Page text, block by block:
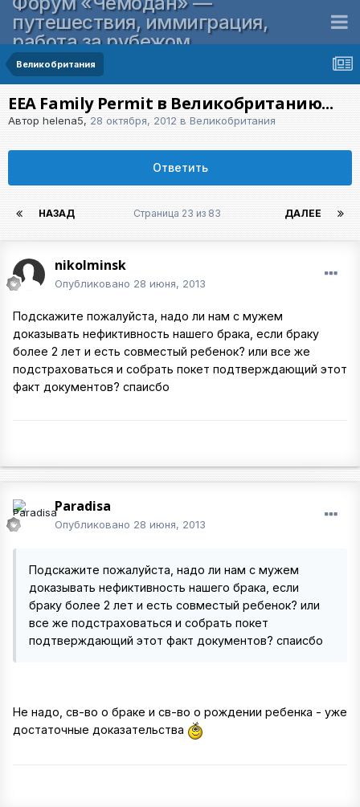
путешествия, иммиграция,
работа за рубежом
Великобритания
EEA Family Permit в Великобританию...
Автор helena5, 28 октября, 2012 в Великобритания
Ответить
НАЗАД ДАЛЕЕ
Страница 23 из 83
nikolminsk
Опубликовано 28 июня, 2013
Подскажите пожалуйста, надо ли нам с мужем
доказывать нефиктивность нашего брака, если браку
более 2 лет и есть совместый ребенок? или все же
подстраховаться и собрать покет подтверждающий этот
факт документов? спаисбо
Paradisa
Опубликовано 28 июня, 2013
Подскажите пожалуйста, надо ли нам с мужем
доказывать нефиктивность нашего брака, если
браку более 2 лет и есть совместый ребенок? или
все же подстраховаться и собрать покет
подтверждающий этот факт документов? спаисбо
Не надо, св-во о браке и св-во о рождении ребенка - уже
достаточные доказательства